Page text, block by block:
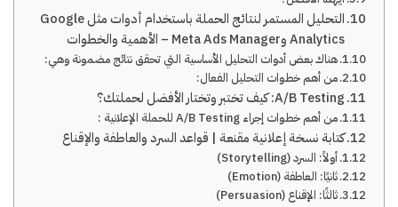
التحليل المستمر لنتائج الحملة باستخدام أدوات مثل Google
Analytics وMeta Ads Manager – الأهمية والخطوات
هناك بعض أدوات التحليل الأساسية التي تحقق نتائج مضمونة وهي:
من أهم خطوات التحليل الفعال:
A/B Testing: كيف تختبر وتختار الأفضل لحملتك؟
من أهم خطوات إجراء A/B Testing للحملة الإعلانية :
كتابة نسخة إعلانية مقنعة | قواعد السرد والعاطفة والإقناع
أولاً: السرد (Storytelling)
ثانيًا: العاطفة (Emotion)
ثالثًا: الإقناع (Persuasion)